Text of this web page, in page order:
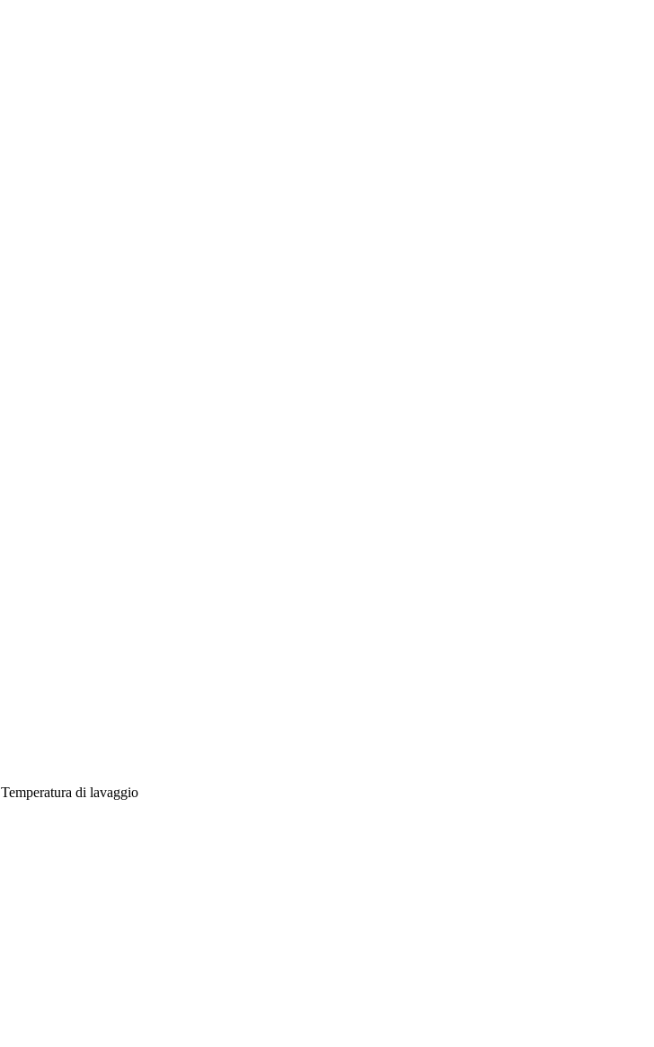
Temperatura di lavaggio